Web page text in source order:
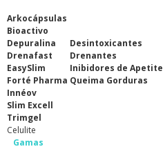
Arkocápsulas
Bioactivo
Depuralina
Drenafast
EasySlim
Forté Pharma
Innéov
Slim Excell
Trimgel
Desintoxicantes
Drenantes
Inibidores de Apetite
Queima Gorduras
Celulite
Gamas